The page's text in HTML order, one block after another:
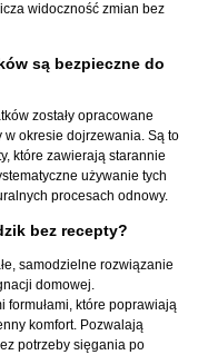
widoczność zmian bez
są bezpieczne do
zostały opracowane
okresie dojrzewania. Są to
które zawierają starannie
używanie tych
procesach odnowy.
bez recepty?
samodzielne rozwiązanie
domowej.
formułami, które poprawiają
komfort. Pozwalają
potrzeby sięgania po